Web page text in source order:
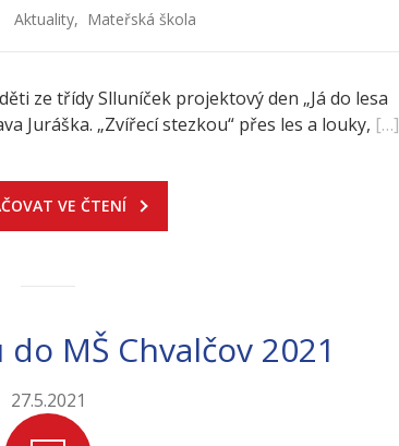
Aktuality, Mateřská škola
ze třídy Slluníček projektový den „Já do lesa
Juráška. „Zvířecí stezkou“ přes les a louky, […]
VE ČTENÍ
MŠ Chvalčov 2021
27.5.2021